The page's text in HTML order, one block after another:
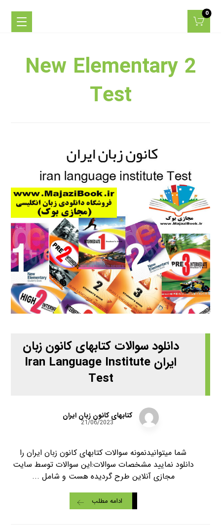
New Elementary 2
Test
دانلود سوالات کتابهای کانون زبان
ایران Iran Language Institute
Test
کتابهای کانون زبان ایران
21/06/2023
شما میتوانیدنمونه سوالات کتابهای کانون زبان ایران را
دانلود نمایید مشخصات سوالات:این سوالات توسط سایت
مجازی آنلاین طرح گردیده هست و شامل ...
ادامه مطلب